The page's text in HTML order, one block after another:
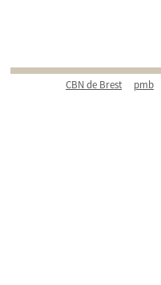
CBN de Brest pmb